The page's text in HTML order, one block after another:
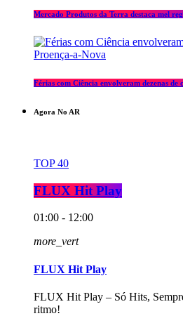
Mercado Produtos da Terra destaca mel
Férias com Ciência envolveram dezenas de
Agora No AR
TOP 40
FLUX Hit Play
01:00 - 12:00
more_vert
FLUX Hit Play
FLUX Hit Play – Só Hits,
ritmo!